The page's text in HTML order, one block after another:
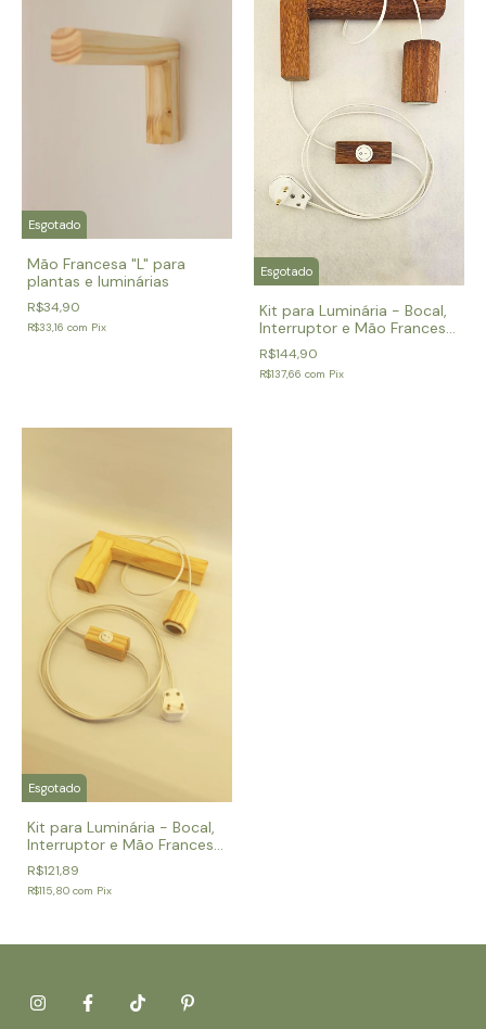
Esgotado
Mão Francesa "L" para
plantas e luminárias
R$34,90
R$33,16 com Pix
Esgotado
Kit para Luminária - Bocal,
Interruptor e Mão Francesa
de Madeira Angelim
R$144,90
R$137,66 com Pix
Esgotado
Kit para Luminária - Bocal,
Interruptor e Mão Francesa
em "L" de Madeira
R$121,89
R$115,80 com Pix